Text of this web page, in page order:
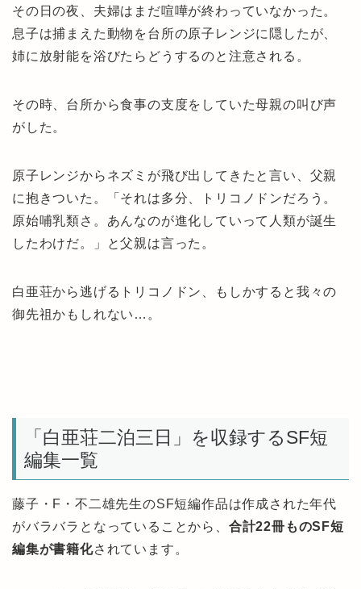
その日の夜、夫婦はまだ喧嘩が終わっていなかった。
息子は捕まえた動物を台所の原子レンジに隠したが、
姉に放射能を浴びたらどうするのと注意される。
その時、台所から食事の支度をしていた母親の叫び声
がした。
原子レンジからネズミが飛び出してきたと言い、父親
に抱きついた。「それは多分、トリコノドンだろう。
原始哺乳類さ。あんなのが進化していって人類が誕生
したわけだ。」と父親は言った。
白亜荘から逃げるトリコノドン、もしかすると我々の
御先祖かもしれない…。
「白亜荘二泊三日」を収録するSF短
編集一覧
藤子・F・不二雄先生のSF短編作品は作成された年代
がバラバラとなっていることから、 合計22冊ものSF短
編集が書籍化されています。